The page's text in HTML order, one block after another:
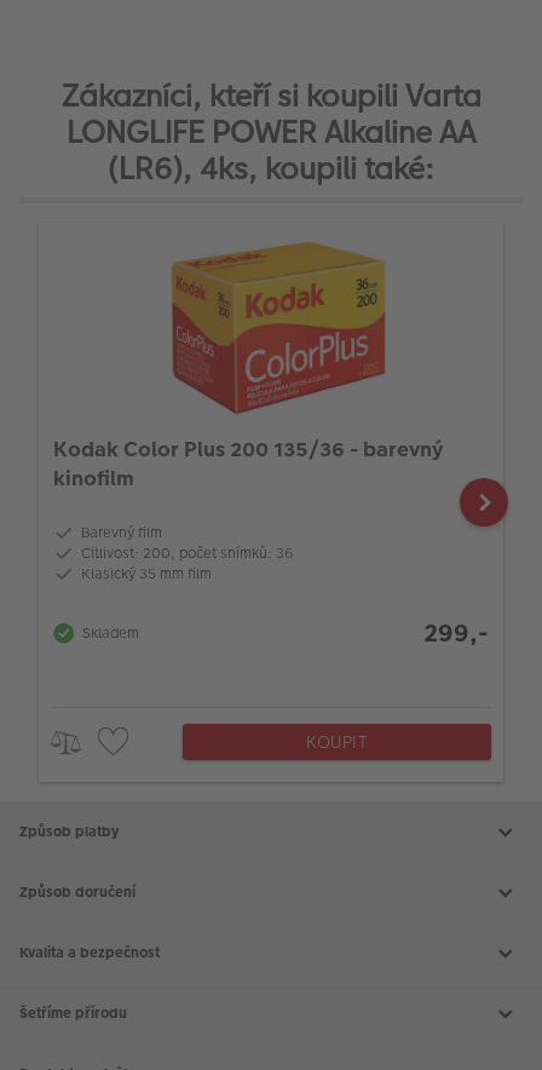
Zákazníci, kteří si koupili Varta
LONGLIFE POWER Alkaline AA
(LR6), 4ks, koupili také:
Kodak Color Plus 200 135/36 - barevný
kinofilm
Barevný film
Citlivost: 200, počet snímků: 36
Klasický 35 mm film
Skladem 299,-
KOUPIT
Způsob platby
Způsob doručení
Kvalita a bezpečnost
Šetříme přírodu